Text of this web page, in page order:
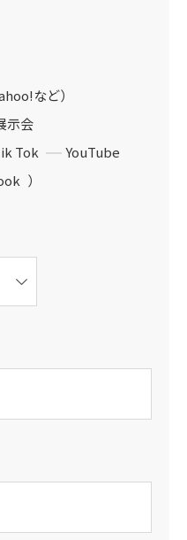
など）
示会
Tok
YouTube
）